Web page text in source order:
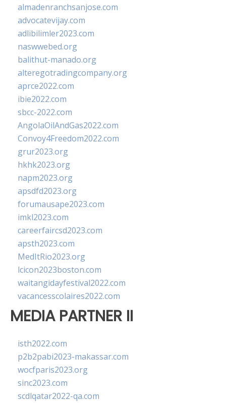
almadenranchsanjose.com
advocatevijay.com
adlibilimler2023.com
naswwebed.org
balithut-manado.org
alteregotradingcompany.org
aprce2022.com
ibie2022.com
sbcc-2022.com
AngolaOilAndGas2022.com
Convoy4Freedom2022.com
grur2023.org
hkhk2023.org
napm2023.org
apsdfd2023.org
forumausape2023.com
imkl2023.com
careerfaircsd2023.com
apsth2023.com
MedItRio2023.org
lcicon2023boston.com
waitangidayfestival2022.com
vacancesscolaires2022.com
MEDIA PARTNER II
isth2022.com
p2b2pabi2023-makassar.com
wocfparis2023.org
sinc2023.com
scdlqatar2022-qa.com